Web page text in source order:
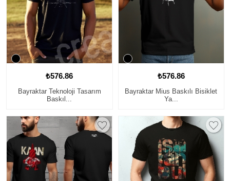
₺576.86
Bayraktar Teknoloji Tasarım
Baskıl...
₺576.86
Bayraktar Mius Baskılı Bisiklet
Ya...